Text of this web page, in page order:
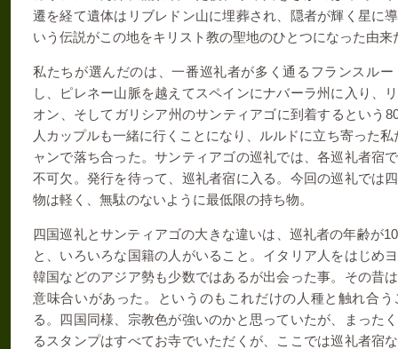
遷を経て遺体はリブレドン山に埋葬され、隠者が輝く星に
いう伝説がこの地をキリスト教の聖地のひとつになった由来
私たちが選んだのは、一番巡礼者が多く通るフランスル
し、ピレネー山脈を越えてスペインにナバーラ州に入り、
オン、そしてガリシア州のサンティアゴに到着するという
人カップルも一緒に行くことになり、ルルドに立ち寄った私
ャンで落ち合った。サンティアゴの巡礼では、各巡礼者宿
不可欠。発行を待って、巡礼者宿に入る。今回の巡礼では
物は軽く、無駄のないように最低限の持ち物。
四国巡礼とサンティアゴの大きな違いは、巡礼者の年齢が10
と、いろいろな国籍の人がいること。イタリア人をはじめ
韓国などのアジア勢も少数ではあるが出会った事。その昔
意味合いがあった。というのもこれだけの人種と触れ合
る。四国同様、宗教色が強いのかと思っていたが、まった
るスタンプはすべてお寺でいただくが、ここでは巡礼者宿